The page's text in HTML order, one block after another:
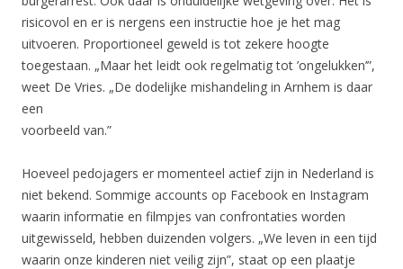
risicovol en er is nergens een instructie hoe je het mag
uitvoeren. Proportioneel geweld is tot zekere hoogte
toegestaan. „Maar het leidt ook regelmatig tot ’ongelukken’”,
weet De Vries. „De dodelijke mishandeling in Arnhem is daar
een
voorbeeld van.”
Hoeveel pedojagers er momenteel actief zijn in Nederland is
niet bekend. Sommige accounts op Facebook en Instagram
waarin informatie en filmpjes van confrontaties worden
uitgewisseld, hebben duizenden volgers. „We leven in een tijd
waarin onze kinderen niet veilig zijn”, staat op een plaatje